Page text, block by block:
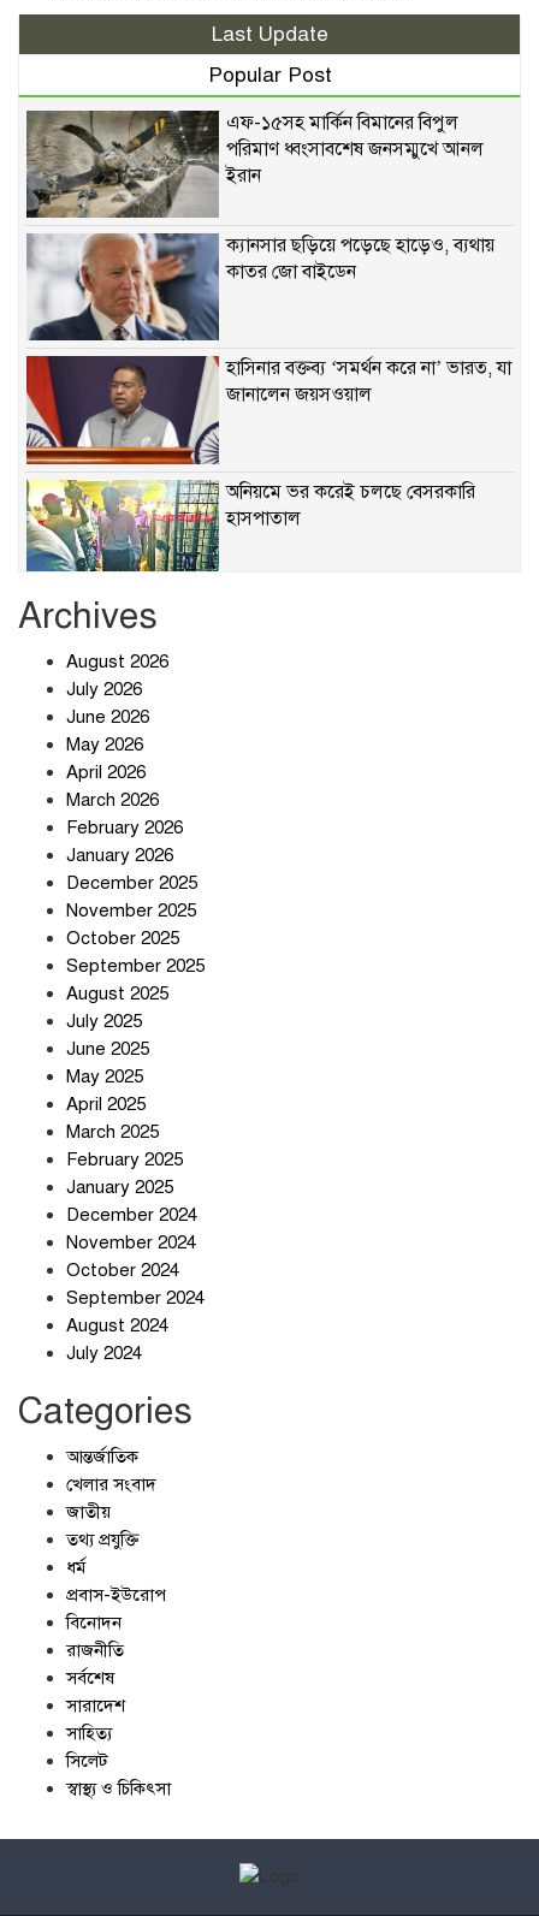
Last Update
Popular Post
এফ-১৫সহ মার্কিন বিমানের বিপুল
পরিমাণ ধ্বংসাবশেষ জনসম্মুখে আনল
ইরান
ক্যানসার ছড়িয়ে পড়েছে হাড়েও, ব্যথায়
কাতর জো বাইডেন
হাসিনার বক্তব্য ‘সমর্থন করে না’ ভারত, যা
জানালেন জয়সওয়াল
অনিয়মে ভর করেই চলছে বেসরকারি
হাসপাতাল
Archives
August 2026
July 2026
June 2026
May 2026
April 2026
March 2026
February 2026
January 2026
December 2025
November 2025
October 2025
September 2025
August 2025
July 2025
June 2025
May 2025
April 2025
March 2025
February 2025
January 2025
December 2024
November 2024
October 2024
September 2024
August 2024
July 2024
Categories
আন্তর্জাতিক
খেলার সংবাদ
জাতীয়
তথ্য প্রযুক্তি
ধর্ম
প্রবাস-ইউরোপ
বিনোদন
রাজনীতি
সর্বশেষ
সারাদেশ
সাহিত্য
সিলেট
স্বাস্থ্য ও চিকিৎসা